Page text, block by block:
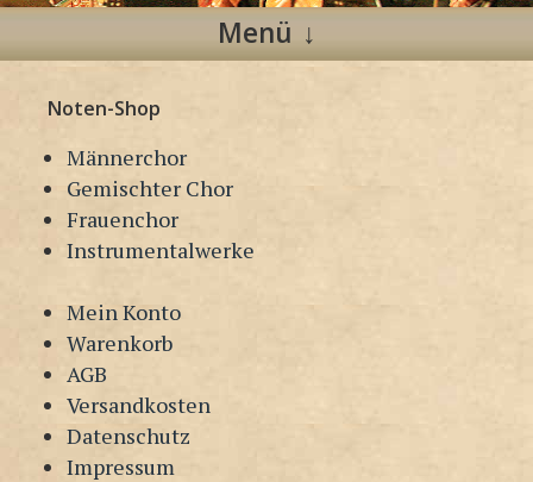
Menü
Inhalt
springen
Noten-Shop
Männerchor
Gemischter Chor
Frauenchor
Instrumentalwerke
Mein Konto
Warenkorb
AGB
Versandkosten
Datenschutz
Impressum